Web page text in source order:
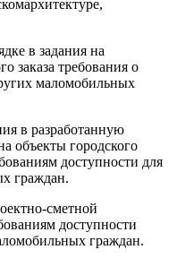
в задания на
заказа требования о
маломобильных
в разработанную
объекты городского
доступности для
граждан.
сметной
доступности
граждан.